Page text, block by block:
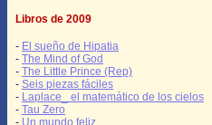
Libros de 2009
- El sueño de Hipatia
- The Mind of God
- The Little Prince (Rep)
- Seis piezas fáciles
- Laplace_ el matemático de los cielos
- Tau Zero